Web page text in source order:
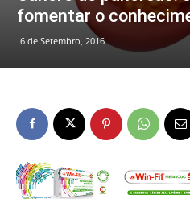
fomentar o
6 de Setembro, 2016